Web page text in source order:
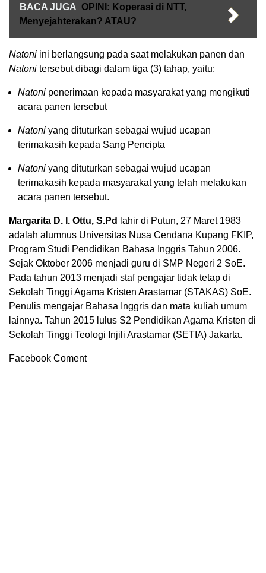
BACA JUGA OPINI: Koperasi di NTT,
Menyejahterakan? ATAU?
Natoni ini berlangsung pada saat melakukan panen dan
Natoni tersebut dibagi dalam tiga (3) tahap, yaitu:
Natoni penerimaan kepada masyarakat yang mengikuti
acara panen tersebut
Natoni yang dituturkan sebagai wujud ucapan
terimakasih kepada Sang Pencipta
Natoni yang dituturkan sebagai wujud ucapan
terimakasih kepada masyarakat yang telah melakukan
acara panen tersebut.
Margarita D. I. Ottu, S.Pd
lahir di Putun, 27 Maret 1983
adalah alumnus Universitas Nusa Cendana Kupang FKIP,
Program Studi Pendidikan Bahasa Inggris Tahun 2006.
Sejak Oktober 2006 menjadi guru di SMP Negeri 2 SoE.
Pada tahun 2013 menjadi staf pengajar tidak tetap di
Sekolah Tinggi Agama Kristen Arastamar (STAKAS) SoE.
Penulis mengajar Bahasa Inggris dan mata kuliah umum
lainnya. Tahun 2015 lulus S2 Pendidikan Agama Kristen di
Sekolah Tinggi Teologi Injili Arastamar (SETIA) Jakarta.
Facebook Coment